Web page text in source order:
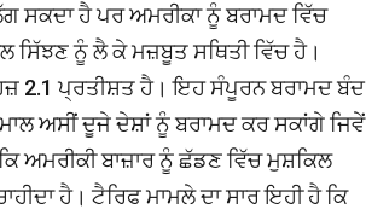
ਸਕਦਾ ਹੈ ਪਰ ਅਮਰੀਕਾ ਨੂੰ ਬਰਾਮਦ ਵਿੱਚ
ਸਿੱਝਣ ਨੂੰ ਲੈ ਕੇ ਮਜ਼ਬੂਤ ਸਥਿਤੀ ਵਿੱਚ ਹੈ।
2.1 ਪ੍ਰਤੀਸ਼ਤ ਹੈ। ਇਹ ਸੰਪੂਰਨ ਬਰਾਮਦ ਬੰਦ
ਅਸੀਂ ਦੂਜੇ ਦੇਸ਼ਾਂ ਨੂੰ ਬਰਾਮਦ ਕਰ ਸਕਾਂਗੇ ਜਿਵੇਂ
ਅਮਰੀਕੀ ਬਾਜ਼ਾਰ ਨੂੰ ਛੱਡਣ ਵਿੱਚ ਮੁਸ਼ਕਿਲ
ਹੈ। ਟੈਰਿਫ ਮਾਮਲੇ ਦਾ ਸਾਰ ਇਹੀ ਹੈ ਕਿ